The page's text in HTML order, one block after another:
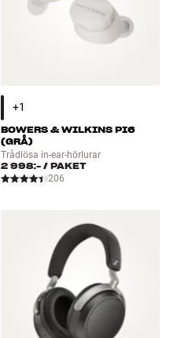
BOWERS & WILKINS PI6
(GRÅ)
Trådlösa in-ear-hörlurar
2 998:- / PAKET
206